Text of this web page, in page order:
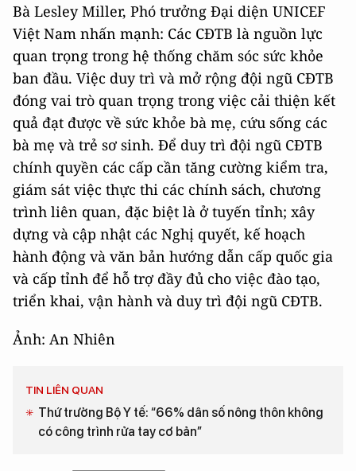
Bà Lesley Miller, Phó trưởng Đại diện UNICEF
Việt Nam nhấn mạnh: Các CĐTB là nguồn lực
quan trọng trong hệ thống chăm sóc sức khỏe
ban đầu. Việc duy trì và mở rộng đội ngũ CĐTB
đóng vai trò quan trọng trong việc cải thiện kết
quả đạt được về sức khỏe bà mẹ, cứu sống các
bà mẹ và trẻ sơ sinh. Để duy trì đội ngũ CĐTB
chính quyền các cấp cần tăng cường kiểm tra,
giám sát việc thực thi các chính sách, chương
trình liên quan, đặc biệt là ở tuyến tỉnh; xây
dựng và cập nhật các Nghị quyết, kế hoạch
hành động và văn bản hướng dẫn cấp quốc gia
và cấp tỉnh để hỗ trợ đầy đủ cho việc đào tạo,
triển khai, vận hành và duy trì đội ngũ CĐTB.
Ảnh: An Nhiên
TIN LIÊN QUAN
Thứ trưởng Bộ Y tế: “66% dân số nông thôn không
có công trình rửa tay cơ bản”